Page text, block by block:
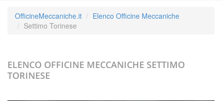
OfficineMeccaniche.it
Elenco Officine Meccaniche
Settimo Torinese
ELENCO OFFICINE MECCANICHE SETTIMO
TORINESE